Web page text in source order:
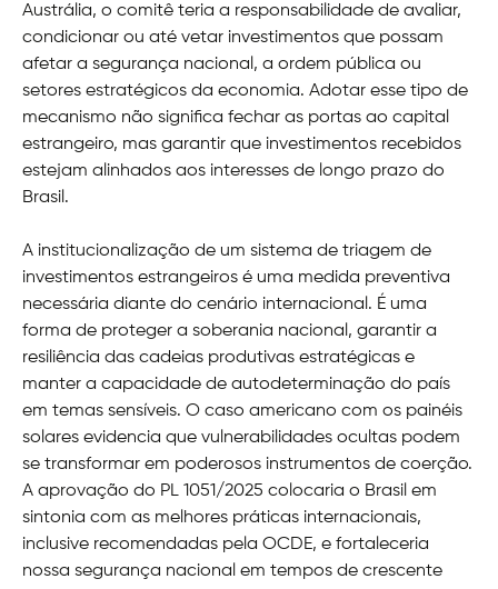
Austrália, o comitê teria a responsabilidade de avaliar,
condicionar ou até vetar investimentos que possam
afetar a segurança nacional, a ordem pública ou
setores estratégicos da economia. Adotar esse tipo de
mecanismo não significa fechar as portas ao capital
estrangeiro, mas garantir que investimentos recebidos
estejam alinhados aos interesses de longo prazo do
Brasil.
A institucionalização de um sistema de triagem de
investimentos estrangeiros é uma medida preventiva
necessária diante do cenário internacional. É uma
forma de proteger a soberania nacional, garantir a
resiliência das cadeias produtivas estratégicas e
manter a capacidade de autodeterminação do país
em temas sensíveis. O caso americano com os painéis
solares evidencia que vulnerabilidades ocultas podem
se transformar em poderosos instrumentos de coerção.
A aprovação do PL 1051/2025 colocaria o Brasil em
sintonia com as melhores práticas internacionais,
inclusive recomendadas pela OCDE, e fortaleceria
nossa segurança nacional em tempos de crescente